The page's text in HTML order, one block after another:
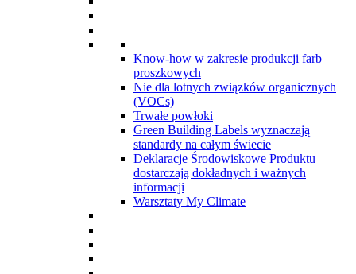
Know-how w zakresie produkcji farb
proszkowych
Nie dla lotnych związków organicznych
(VOCs)
Trwałe powłoki
Green Building Labels wyznaczają
standardy na całym świecie
Deklaracje Środowiskowe Produktu
dostarczają dokładnych i ważnych
informacji
Warsztaty My Climate